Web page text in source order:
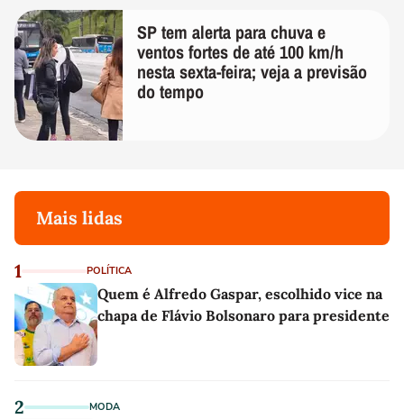
SP tem alerta para chuva e
ventos fortes de até 100 km/h
nesta sexta-feira; veja a previsão
do tempo
Mais lidas
1 POLÍTICA
Quem é Alfredo Gaspar, escolhido vice na
chapa de Flávio Bolsonaro para presidente
2 MODA